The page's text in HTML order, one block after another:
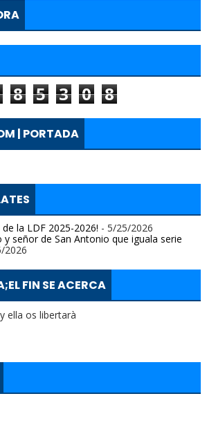
8 5 3 0 8
| PORTADA
la LDF 2025-2026! - 5/25/2026
señor de San Antonio que iguala serie
2026
FIN SE ACERCA
ella os libertarà